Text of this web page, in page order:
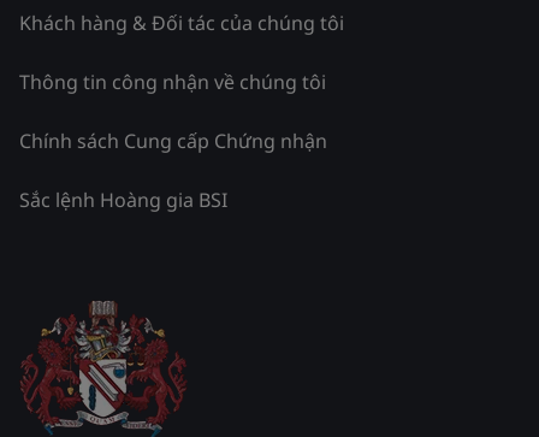
Khách hàng & Đối tác của chúng tôi
Thông tin công nhận về chúng tôi
Chính sách Cung cấp Chứng nhận
Sắc lệnh Hoàng gia BSI